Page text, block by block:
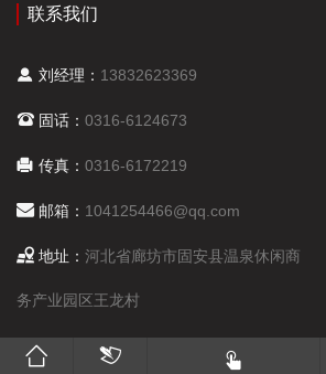
联系我们
刘经理： 13832623369
固话： 0316-6124673
传真： 0316-6172219
邮箱： 1041254466@qq.com
地址： 河北省廊坊市固安县温泉休闲商
务产业园区王龙村